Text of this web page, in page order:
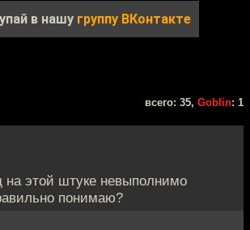
в нашу группу ВКонтакте
всего: 35, Goblin: 1
на этой штуке невыполнимо
понимаю?